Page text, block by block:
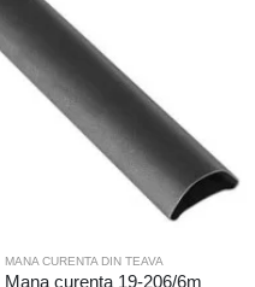
MANA CURENTA DIN TEAVA
Mana curenta 19-206/6m